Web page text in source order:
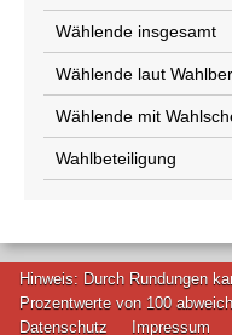
Wählende insgesamt
Wählende laut
Wählende mit
Wahlbeteiligung
Hinweis: Durch Rundungen
Prozentwerte von 100
Datenschutz
Impressum